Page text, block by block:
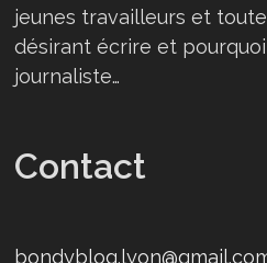
jeunes travailleurs et
désirant écrire et
journaliste…
Contact